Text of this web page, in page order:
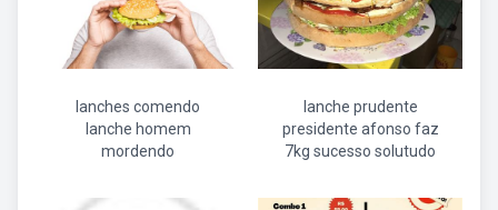
lanches comendo
lanche homem
mordendo
lanche prudente
presidente afonso faz
7kg sucesso solutudo